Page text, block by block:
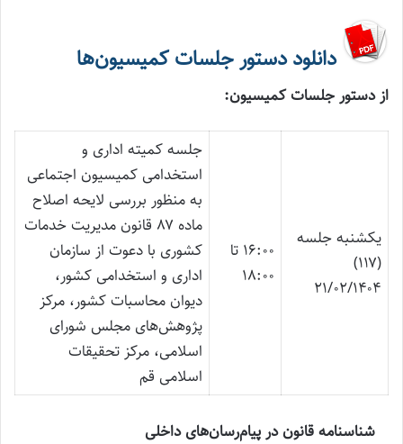
دانلود دستور جلسات کمیسیون‌ها
از دستور جلسات کمیسیون:
یکشنبه جلسه
(۱۱۷)
۲۱/۰۲/۱۴۰۴
۱۶:۰۰ تا
۱۸:۰۰
جلسه کمیته اداری و
استخدامی کمیسیون اجتماعی
به منظور بررسی لایحه اصلاح
ماده ۸۷ قانون مدیریت خدمات
کشوری با دعوت از سازمان
اداری و استخدامی کشور،
دیوان محاسبات کشور، مرکز
پژوهش‌های مجلس شورای
اسلامی، مرکز تحقیقات
اسلامی قم
شناسنامه قانون در پیام‌رسان‌های داخلی